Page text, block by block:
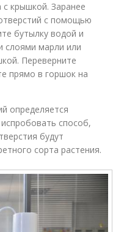
с крышкой. Заранее
с помощью
бутылку водой и
слоями марли или
Переверните
прямо в горшок на
определяется
способ,
будут
сорта растения.